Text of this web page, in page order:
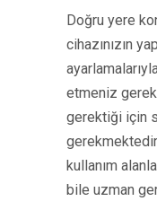
Doğru yere
cihazınızın
etmeniz
gerektiği için
kullanım
bile uzman